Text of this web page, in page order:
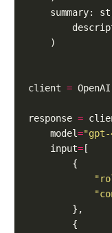
summary:
client =
response =
    model
="gpt-
    input
=